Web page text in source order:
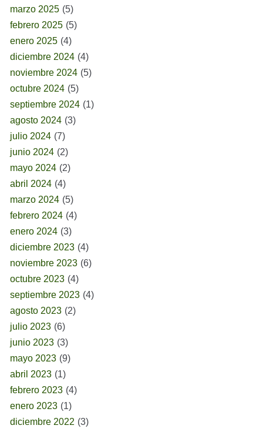
marzo 2025 (5)
febrero 2025 (5)
enero 2025 (4)
diciembre 2024 (4)
noviembre 2024 (5)
octubre 2024 (5)
septiembre 2024 (1)
agosto 2024 (3)
julio 2024 (7)
junio 2024 (2)
mayo 2024 (2)
abril 2024 (4)
marzo 2024 (5)
febrero 2024 (4)
enero 2024 (3)
diciembre 2023 (4)
noviembre 2023 (6)
octubre 2023 (4)
septiembre 2023 (4)
agosto 2023 (2)
julio 2023 (6)
junio 2023 (3)
mayo 2023 (9)
abril 2023 (1)
febrero 2023 (4)
enero 2023 (1)
diciembre 2022 (3)